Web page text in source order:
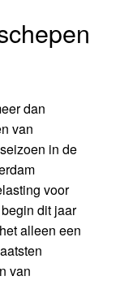
dan
van
in de
voor
dit jaar
alleen een
van